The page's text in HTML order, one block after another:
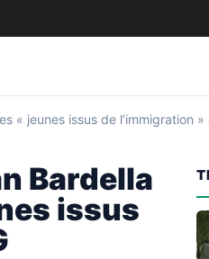
« jeunes issus de l’immigration
Bardella
issus